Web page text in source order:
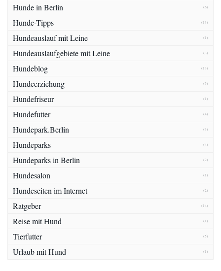
Hunde in Berlin (6)
Hunde-Tipps (13)
Hundeauslauf mit Leine (1)
Hundeauslaufgebiete mit Leine (3)
Hundeblog (13)
Hundeerziehung (5)
Hundefriseur (1)
Hundefutter (4)
Hundepark.Berlin (3)
Hundeparks (4)
Hundeparks in Berlin (2)
Hundesalon (1)
Hundeseiten im Internet (2)
Ratgeber (14)
Reise mit Hund (1)
Tierfutter (5)
Urlaub mit Hund (1)